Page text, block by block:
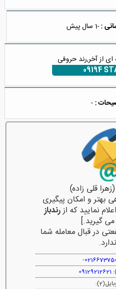
:-1 سال پیش
ای از آخر,رند حروفی
09194
:
-
قلی زاده)
و امکان پیگیری
نمایید که ازرندباز
گیرید.]
در قبال معامله شما
ندارد.
-
09129212621